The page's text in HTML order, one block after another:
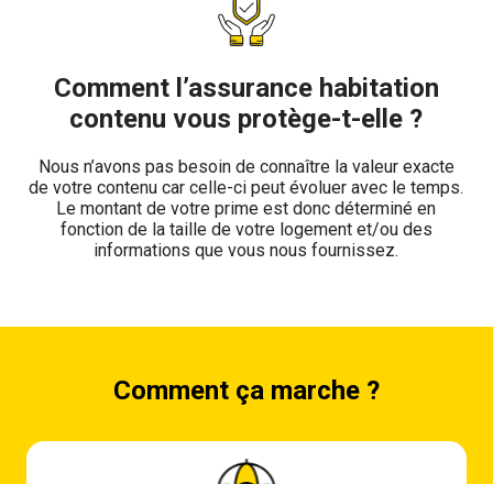
Comment l’assurance habitation
contenu vous protège-t-elle ?
Nous n’avons pas besoin de connaître la valeur exacte
de votre contenu car celle-ci peut évoluer avec le temps.
Le montant de votre prime est donc déterminé en
fonction de la taille de votre logement et/ou des
informations que vous nous fournissez.
Comment ça marche ?